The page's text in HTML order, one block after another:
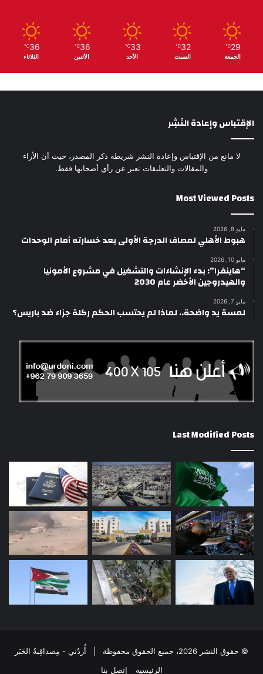
29
℃
الجمعة
32
℃
السبت
33
℃
الأحد
36
℃
الأثنين
36
℃
الثلاثاء
الإقتباس وإعادة النَشِر
لا مانع من الإقتباس وإعادة النشر شريطة ذكر المصدر، حيث أن الأراء
والمقالات والتعليقات تعبر عن رأي أصحابها فقط.
Most Viewed Posts
مايو 8, 2026
هبوط الأهلي لمصاف الدرجة الأولى بعد خسارته أمام الوحدات
مايو 10, 2026
“هاينفرا”: بدء الإنشاءات والتشغيل في مشروع الأمونيا
والهيدروجين الأخضر عام 2030
مايو 7, 2026
لمسة يد واضحة.. لماذا لم يحتسب الحكم ركلة جزاء ضد باريس؟
Last Modified Posts
© حقوق النشر 2026، جميع الحقوق محفوظة | أُردُني - مِصداقِيةُ الخَبَر
الرئيسية
إتصل بنا